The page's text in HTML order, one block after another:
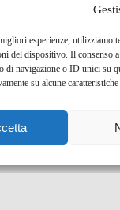
esperienze, utilizziamo
del dispositivo. Il consenso
di navigazione o ID unici su
su alcune